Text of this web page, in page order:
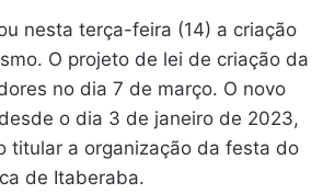
nesta terça-feira (14) a criação
O projeto de lei de criação da
no dia 7 de março. O novo
o dia 3 de janeiro de 2023,
titular a organização da festa do
de Itaberaba.